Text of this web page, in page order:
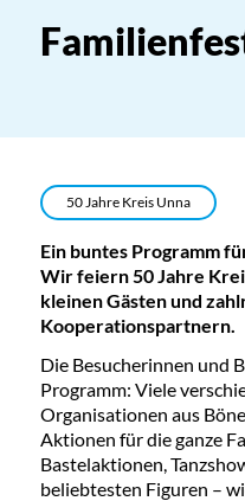
50 Jahre Kreis Unna
Ein buntes Programm
Wir feiern 50 Jahre
kleinen Gästen und
Kooperationspartnern.
Die Besucherinnen und
Programm: Viele
Organisationen aus
Aktionen für die ganze
Bastelaktionen,
beliebtesten Figuren –